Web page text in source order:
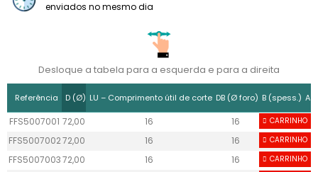
enviados no mesmo dia
Desloque a tabela para a esquerda e para a direita
Referência D (Ø) LU – Comprimento útil de corte DB (Ø foro) B (spess.) A
FFS5007001 72,00 16 16 16
CARRINHO
FFS500700272,00 16 16 16
CARRINHO
FFS500700372,00 16 16 16
CARRINHO